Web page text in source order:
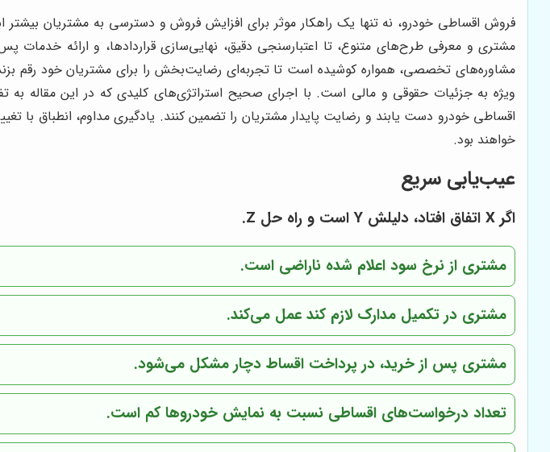
فروش اقساطی خودرو، نه تنها یک راهکار موثر برای افزایش فروش و دسترسی به مشتریان
مشتری و معرفی طرح‌های متنوع، تا اعتبارسنجی دقیق، نهایی‌سازی قراردادها، و ارائه خدمات
مشاوره‌های تخصصی، همواره کوشیده است تا تجربه‌ای رضایت‌بخش را برای مشتریان خود رقم بزند.
ویژه به جزئیات حقوقی و مالی است. با اجرای صحیح استراتژی‌های کلیدی که در این مقاله
اقساطی خودرو دست یابند و رضایت پایدار مشتریان را تضمین کنند. یادگیری مداوم، انطباق با
خواهند بود.
عیب‌یابی سریع
اگر X اتفاق افتاد، دلیلش Y است و راه حل Z.
مشتری از نرخ سود اعلام شده ناراضی است.
مشتری در تکمیل مدارک لازم کند عمل می‌کند.
مشتری پس از خرید، در پرداخت اقساط دچار مشکل می‌شود.
تعداد درخواست‌های اقساطی نسبت به نمایش خودروها کم است.